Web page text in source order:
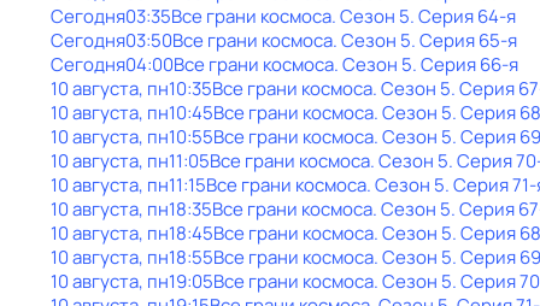
Сегодня03:35Все грани космоса. Сезон 5. Серия 64-я
Сегодня03:50Все грани космоса. Сезон 5. Серия 65-я
Сегодня04:00Все грани космоса. Сезон 5. Серия 66-я
10 августа, пн10:35Все грани космоса. Сезон 5. Серия
10 августа, пн10:45Все грани космоса. Сезон 5. Серия
10 августа, пн10:55Все грани космоса. Сезон 5. Серия
10 августа, пн11:05Все грани космоса. Сезон 5. Серия
10 августа, пн11:15Все грани космоса. Сезон 5. Серия
10 августа, пн18:35Все грани космоса. Сезон 5. Серия
10 августа, пн18:45Все грани космоса. Сезон 5. Серия
10 августа, пн18:55Все грани космоса. Сезон 5. Серия
10 августа, пн19:05Все грани космоса. Сезон 5. Серия